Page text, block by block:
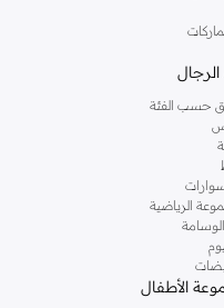
الرجال
حسب الفئة
الرياضية
الأطفال